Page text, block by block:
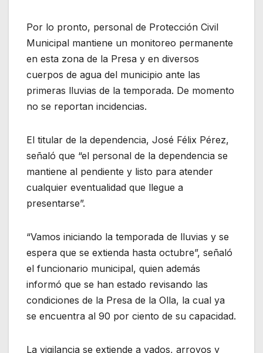
Por lo pronto, personal de Protección Civil
Municipal mantiene un monitoreo permanente
en esta zona de la Presa y en diversos
cuerpos de agua del municipio ante las
primeras lluvias de la temporada. De momento
no se reportan incidencias.
El titular de la dependencia, José Félix Pérez,
señaló que “el personal de la dependencia se
mantiene al pendiente y listo para atender
cualquier eventualidad que llegue a
presentarse”.
“Vamos iniciando la temporada de lluvias y se
espera que se extienda hasta octubre”, señaló
el funcionario municipal, quien además
informó que se han estado revisando las
condiciones de la Presa de la Olla, la cual ya
se encuentra al 90 por ciento de su capacidad.
La vigilancia se extiende a vados, arroyos y